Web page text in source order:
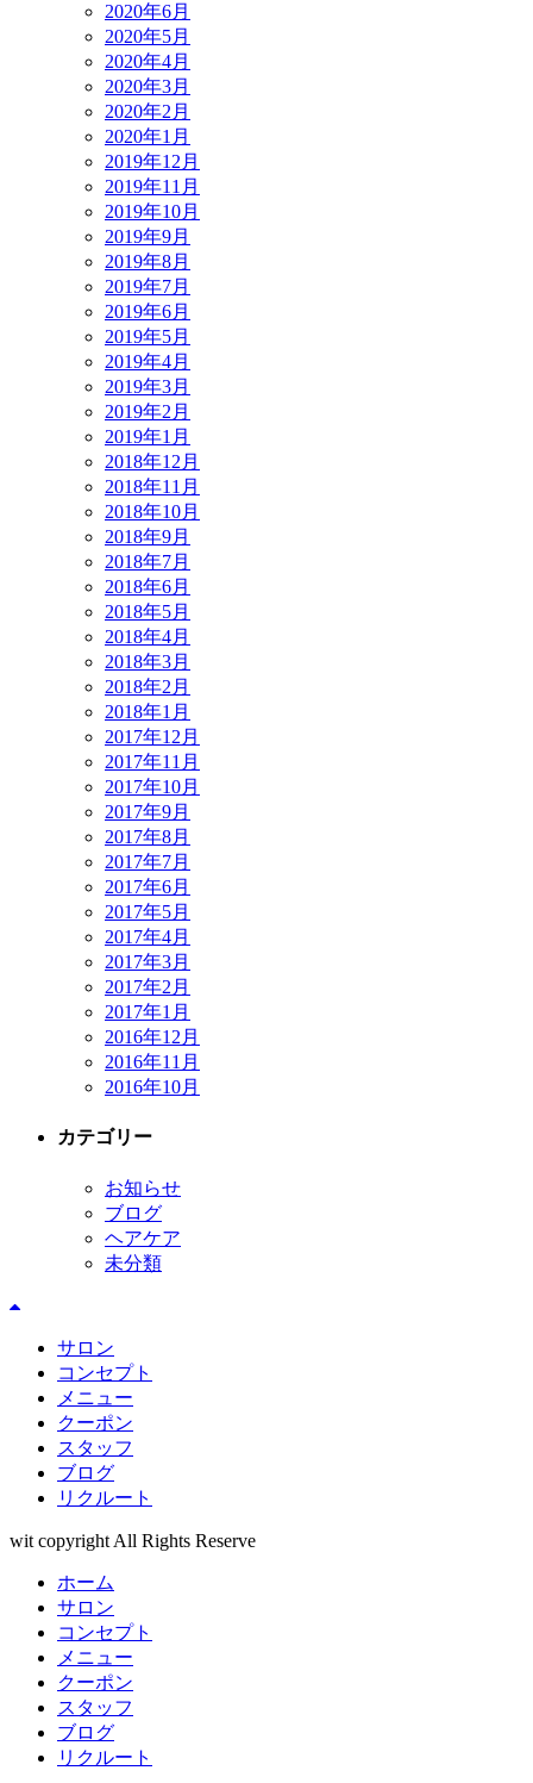
2020年6月
2020年5月
2020年4月
2020年3月
2020年2月
2020年1月
2019年12月
2019年11月
2019年10月
2019年9月
2019年8月
2019年7月
2019年6月
2019年5月
2019年4月
2019年3月
2019年2月
2019年1月
2018年12月
2018年11月
2018年10月
2018年9月
2018年7月
2018年6月
2018年5月
2018年4月
2018年3月
2018年2月
2018年1月
2017年12月
2017年11月
2017年10月
2017年9月
2017年8月
2017年7月
2017年6月
2017年5月
2017年4月
2017年3月
2017年2月
2017年1月
2016年12月
2016年11月
2016年10月
カテゴリー
お知らせ
ブログ
ヘアケア
未分類
サロン
コンセプト
メニュー
クーポン
スタッフ
ブログ
リクルート
wit copyright All Rights Reserve
ホーム
サロン
コンセプト
メニュー
クーポン
スタッフ
ブログ
リクルート